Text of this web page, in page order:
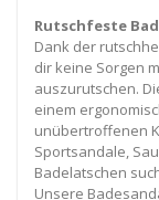
Rutschfeste
Dank der
dir keine Sorgen
auszurutschen.
einem
unübertroffenen
Sportsandale,
Badelatschen
Unsere